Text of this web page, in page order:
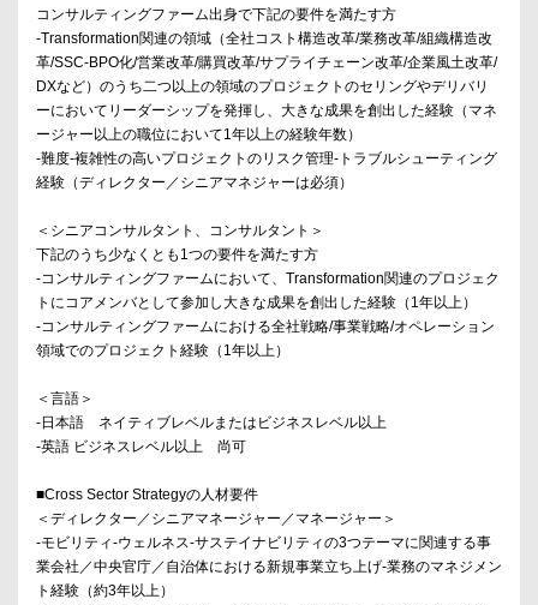
コンサルティングファーム出身で下記の要件を満たす方
-Transformation関連の領域（全社コスト構造改革/業務改革/組織構造改
革/SSC-BPO化/営業改革/購買改革/サプライチェーン改革/企業風土改革/
DXなど）のうち二つ以上の領域のプロジェクトのセリングやデリバリ
ーにおいてリーダーシップを発揮し、大きな成果を創出した経験（マネ
ージャー以上の職位において1年以上の経験年数）
-難度-複雑性の高いプロジェクトのリスク管理-トラブルシューティング
経験（ディレクター／シニアマネジャーは必須）
＜シニアコンサルタント、コンサルタント＞
下記のうち少なくとも1つの要件を満たす方
-コンサルティングファームにおいて、Transformation関連のプロジェク
トにコアメンバとして参加し大きな成果を創出した経験（1年以上）
-コンサルティングファームにおける全社戦略/事業戦略/オペレーション
領域でのプロジェクト経験（1年以上）
＜言語＞
-日本語 ネイティブレベルまたはビジネスレベル以上
-英語 ビジネスレベル以上 尚可
■Cross Sector Strategyの人材要件
＜ディレクター／シニアマネージャー／マネージャー＞
-モビリティ-ウェルネス-サステイナビリティの3つテーマに関連する事
業会社／中央官庁／自治体における新規事業立ち上げ-業務のマネジメン
ト経験（約3年以上）